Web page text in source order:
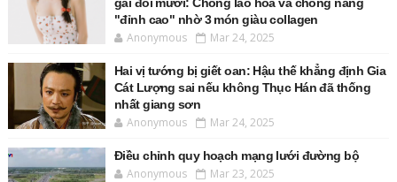
"đỉnh cao" nhờ 3 món giàu collagen
Anonymous Mar 24, 2025
Hai vị tướng bị giết oan: Hậu thế khẳng định Gia
Cát Lượng sai nếu không Thục Hán đã thống
nhất giang sơn
Anonymous Mar 24, 2025
Điều chỉnh quy hoạch mạng lưới đường bộ
Anonymous Mar 23, 2025